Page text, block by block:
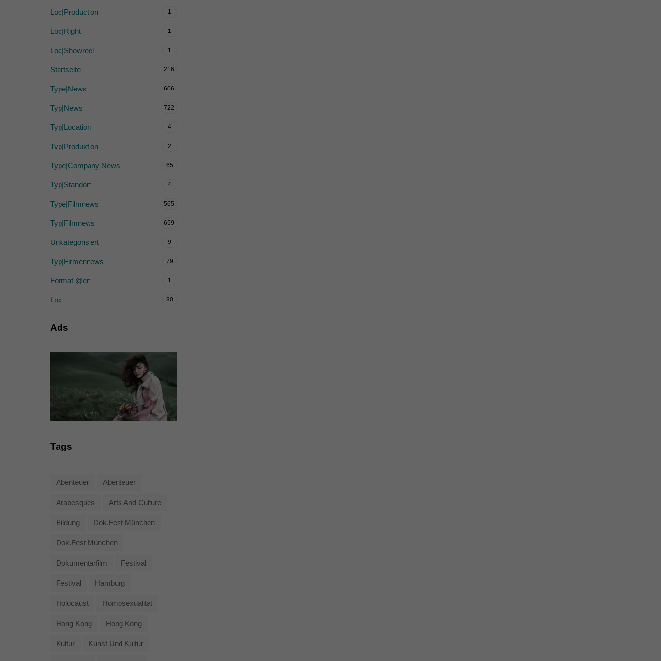
Loc|Production 1
Loc|Right 1
Loc|Showreel 1
Startseite 216
Type|News 606
Typ|News 722
Typ|Location 4
Typ|Produktion 2
Type|Company News 65
Typ|Standort 4
Type|Filmnews 565
Typ|Filmnews 659
Unkategorisiert 9
Typ|Firmennews 79
Format @en 1
Loc 30
Ads
Tags
Abenteuer Abenteuer
Arabesques Arts And Culture
Bildung Dok.fest München
Dok.fest München
Dokumentarfilm Festival
Festival Hamburg
Holocaust Homosexualität
Hong Kong Hong Kong
Kultur Kunst Und Kultur